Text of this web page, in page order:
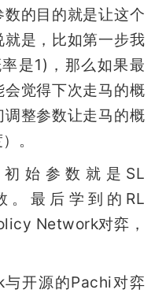
的目的就是让这个
是，比如第一步我
是1)，那么如果最
觉得下次走马的概
整参数让走马的概
。
初始参数就是SL
。最后学到的RL
Network对弈，
开源的Pachi对弈